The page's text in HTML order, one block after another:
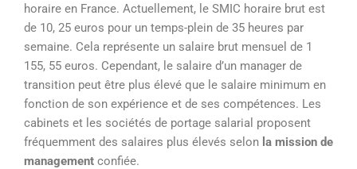
horaire en France. Actuellement, le SMIC horaire brut est
de 10, 25 euros pour un temps-plein de 35 heures par
semaine. Cela représente un salaire brut mensuel de 1
155, 55 euros. Cependant, le salaire d’un manager de
transition peut être plus élevé que le salaire minimum en
fonction de son expérience et de ses compétences. Les
cabinets et les sociétés de portage salarial proposent
fréquemment des salaires plus élevés selon la mission de
management confiée.